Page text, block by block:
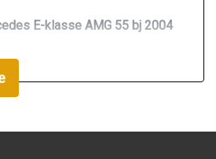
(kunst)leder
E-klasse AMG 55 bj 2004
alle opties
Cruise control, Elek.
met memory,
Parkeersensoren
Keyless go,